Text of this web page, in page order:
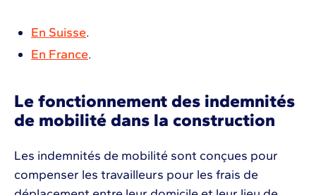
En Suisse.
En France.
Le fonctionnement des indemnités
de mobilité dans la construction
Les indemnités de mobilité sont conçues pour
compenser les travailleurs pour les frais de